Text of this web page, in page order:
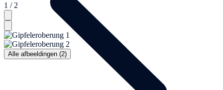
1 / 2
Alle afbeeldingen (2)